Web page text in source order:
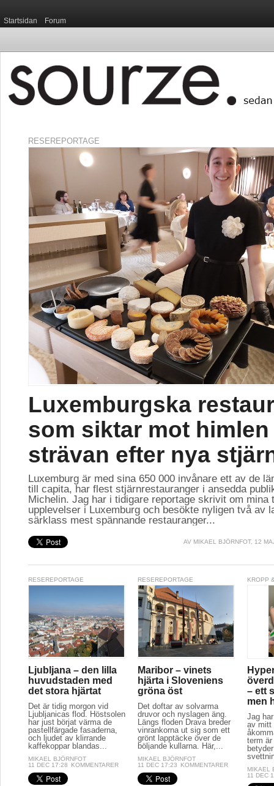
Startsidan Forum
RESEREPORTAGE
Luxemburgska
som siktar mot
strävan efter nya
Luxemburg är med sina 650 000 invånare ett av de
till capita, har flest stjärnrestauranger i ansedda
Michelin. Jag har i tidigare reportage skrivit om mina
upplevelser i Luxemburg och besökte nyligen två av
särklass mest spännande restauranger...
AV MIKAEL BJÖRNFOT, 12
RESEREPORTAGE
Ljubljana – den lilla
huvudstaden med
det stora hjärtat
Det är tidig morgon vid
Ljubljanicas flod. Höstsolen
har just börjat värma de
pastellfärgade fasaderna,
och ljudet av klirrande
kaffekoppar blandas...
MIKAEL BJÖRNFOT
11 DEC 17:28
KOMMENTARER
RESEREPORTAGE
Maribor – vinets
hjärta i Sloveniens
gröna öst
Det doftar av solvarma
druvor och nyslagen äng.
Längs floden Drava breder
vinrankorna ut sig som ett
grönt lapptäcke över de
böljande kullarna. Här,...
MIKAEL BJÖRNFOT
11 DEC 17:23
KOMMENTARER
KROPP
– ett
men
Jag
av mitt
term
MIKAEL
11 DEC